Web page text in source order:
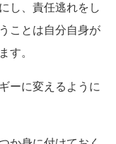
し、責任逃れをし
ことは自分自身が
す。
ーに変えるように